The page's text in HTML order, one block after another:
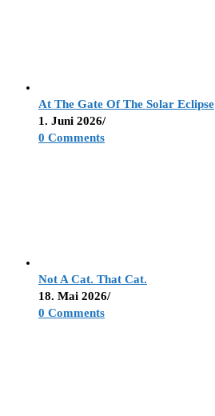
At The Gate Of The Solar Eclipse
1. Juni 2026/
0 Comments
Not A Cat. That Cat.
18. Mai 2026/
0 Comments